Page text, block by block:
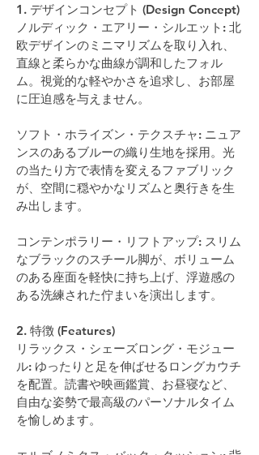
1. デザインコンセプト (Design Concept)
ノルディック・エアリー・シルエット: 北
欧デザインのミニマリズムを取り入れ、
直線と柔らかな曲線が調和したフォル
ム。視覚的な軽やかさを追求し、お部屋
に圧迫感を与えません。
ソフト・ホライズン・テクスチャ: ニュア
ンスのあるブルーの織り生地を採用。光
の当たり方で表情を変えるファブリック
が、空間に穏やかなリズムと奥行きを生
み出します。
コンテンポラリー・リフトアップ: スリム
なブラックのスチール脚が、ボリューム
のある座面を軽快に持ち上げ、浮遊感の
ある洗練された佇まいを演出します。
2. 特徴 (Features)
リラックス・シェーズロング・モジュー
ル: ゆったりと足を伸ばせるロングカウチ
を配置。読書や映画鑑賞、お昼寝など、
自由な姿勢で最高級のパーソナルタイム
を愉しめます。